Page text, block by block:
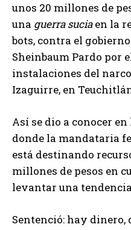
unos 20 millones de
una guerra suciaen la
bots, contra el
Sheinbaum Pardo por
instalaciones del
Izaguirre, en
Así se dio a conocer
donde la mandataria
está destinando
millones de pesos en
levantar una
Sentenció: hay dinero,